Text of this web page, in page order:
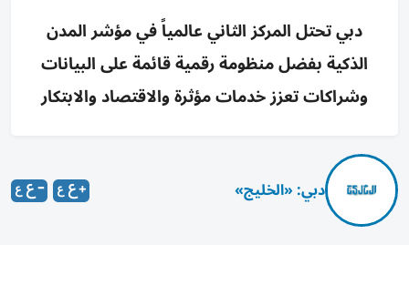
دبي تحتل المركز الثاني عالمياً في مؤشر المدن
الذكية بفضل منظومة رقمية قائمة على البيانات
وشراكات تعزز خدمات مؤثرة والاقتصاد والابتكار
دبي: «الخليج»